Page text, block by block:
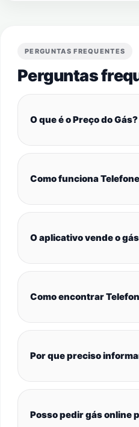
PERGUNTAS FREQUENTES
Perguntas
O que é o Preço do Gás?
Como funciona
O aplicativo vende o
Como encontrar
Por que preciso
Posso pedir gás online